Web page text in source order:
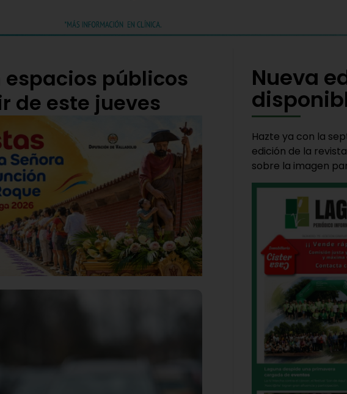
espacios públicos
de este jueves
Nueva
Hazte ya con la
edición de la
sobre la imagen